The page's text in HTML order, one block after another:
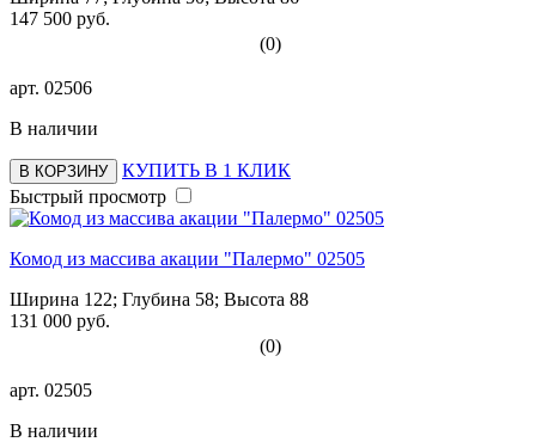
147 500 руб.
(0)
арт. 02506
В наличии
В КОРЗИНУ
КУПИТЬ В 1 КЛИК
Быстрый просмотр
Комод из массива акации "Палермо" 02505
Ширина 122; Глубина 58; Высота 88
131 000 руб.
(0)
арт. 02505
В наличии